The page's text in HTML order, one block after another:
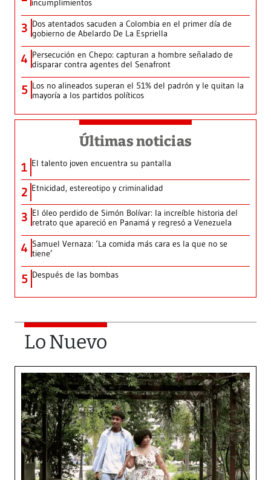
incumplimientos
3 Dos atentados sacuden a Colombia en el primer día de
gobierno de Abelardo De La Espriella
4 Persecución en Chepo: capturan a hombre señalado de
disparar contra agentes del Senafront
5 Los no alineados superan el 51% del padrón y le quitan la
mayoría a los partidos políticos
Últimas noticias
1 El talento joven encuentra su pantalla​
2 Etnicidad, estereotipo y criminalidad
3 El óleo perdido de Simón Bolívar: la increíble historia del
retrato que apareció en Panamá y regresó a Venezuela
4 Samuel Vernaza: ‘La comida más cara es la que no se
tiene’
5 Después de las bombas
Lo Nuevo